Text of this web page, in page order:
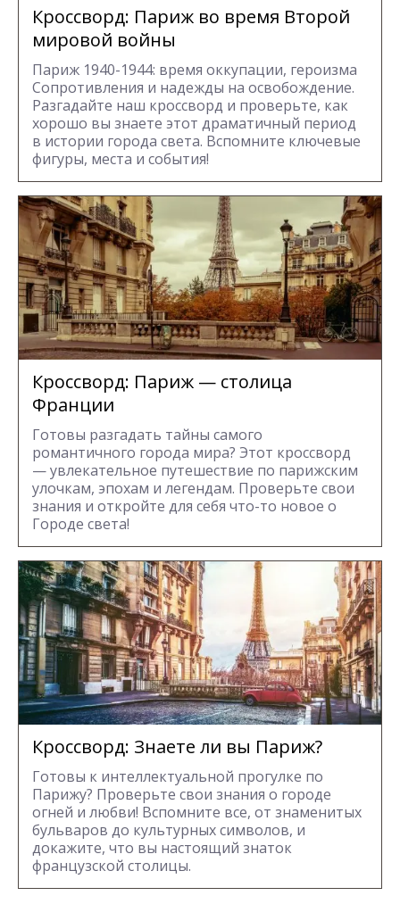
Кроссворд: Париж во время Второй
мировой войны
Париж 1940-1944: время оккупации, героизма
Сопротивления и надежды на освобождение.
Разгадайте наш кроссворд и проверьте, как
хорошо вы знаете этот драматичный период
в истории города света. Вспомните ключевые
фигуры, места и события!
Кроссворд: Париж — столица
Франции
Готовы разгадать тайны самого
романтичного города мира? Этот кроссворд
— увлекательное путешествие по парижским
улочкам, эпохам и легендам. Проверьте свои
знания и откройте для себя что-то новое о
Городе света!
Кроссворд: Знаете ли вы Париж?
Готовы к интеллектуальной прогулке по
Парижу? Проверьте свои знания о городе
огней и любви! Вспомните все, от знаменитых
бульваров до культурных символов, и
докажите, что вы настоящий знаток
французской столицы.